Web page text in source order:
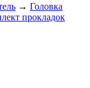
→ Головка
прокладок